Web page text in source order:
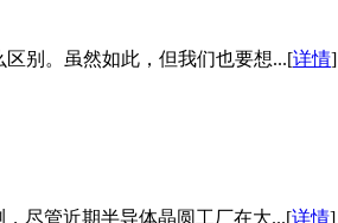
别。虽然如此，但我们也要想...[详情]
，尽管近期半导体晶圆工厂在大...[详情]